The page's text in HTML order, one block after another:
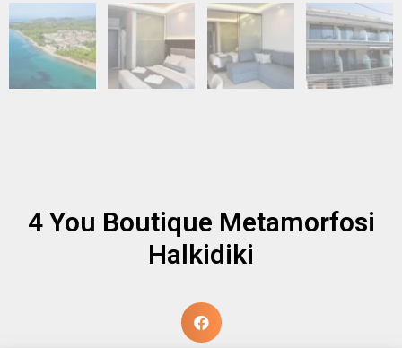
4 You Boutique Metamorfosi
Halkidiki